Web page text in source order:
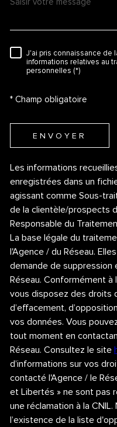
J'ai pris connaissance de
informations relatives au
personnelles (*)
* Champ obligatoire
ENVOYER
Les informations
enregistrées dans un
agissant comme Sous-
de la clientèle/prospects
Responsable du
La base légale du
l'Agence / du Réseau.
demande de suppression
Réseau. Conformément à
vous disposez des droits
d’effacement,
vos données. Vous
tout moment en
Réseau. Consultez le site
d’informations sur vos
contacté l'Agence / le
et Libertés » ne sont pas
une réclamation à la
l’existence de la liste